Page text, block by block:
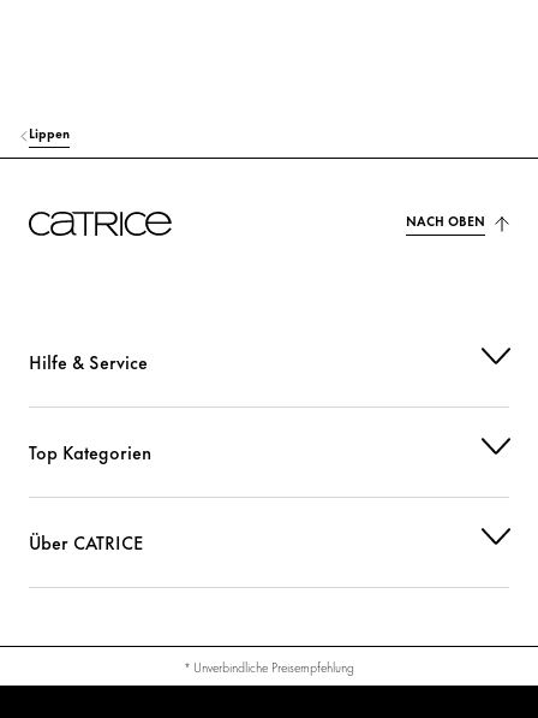
Lippen
NACH OBEN
Hilfe & Service
Top Kategorien
Über CATRICE
* Unverbindliche Preisempfehlung